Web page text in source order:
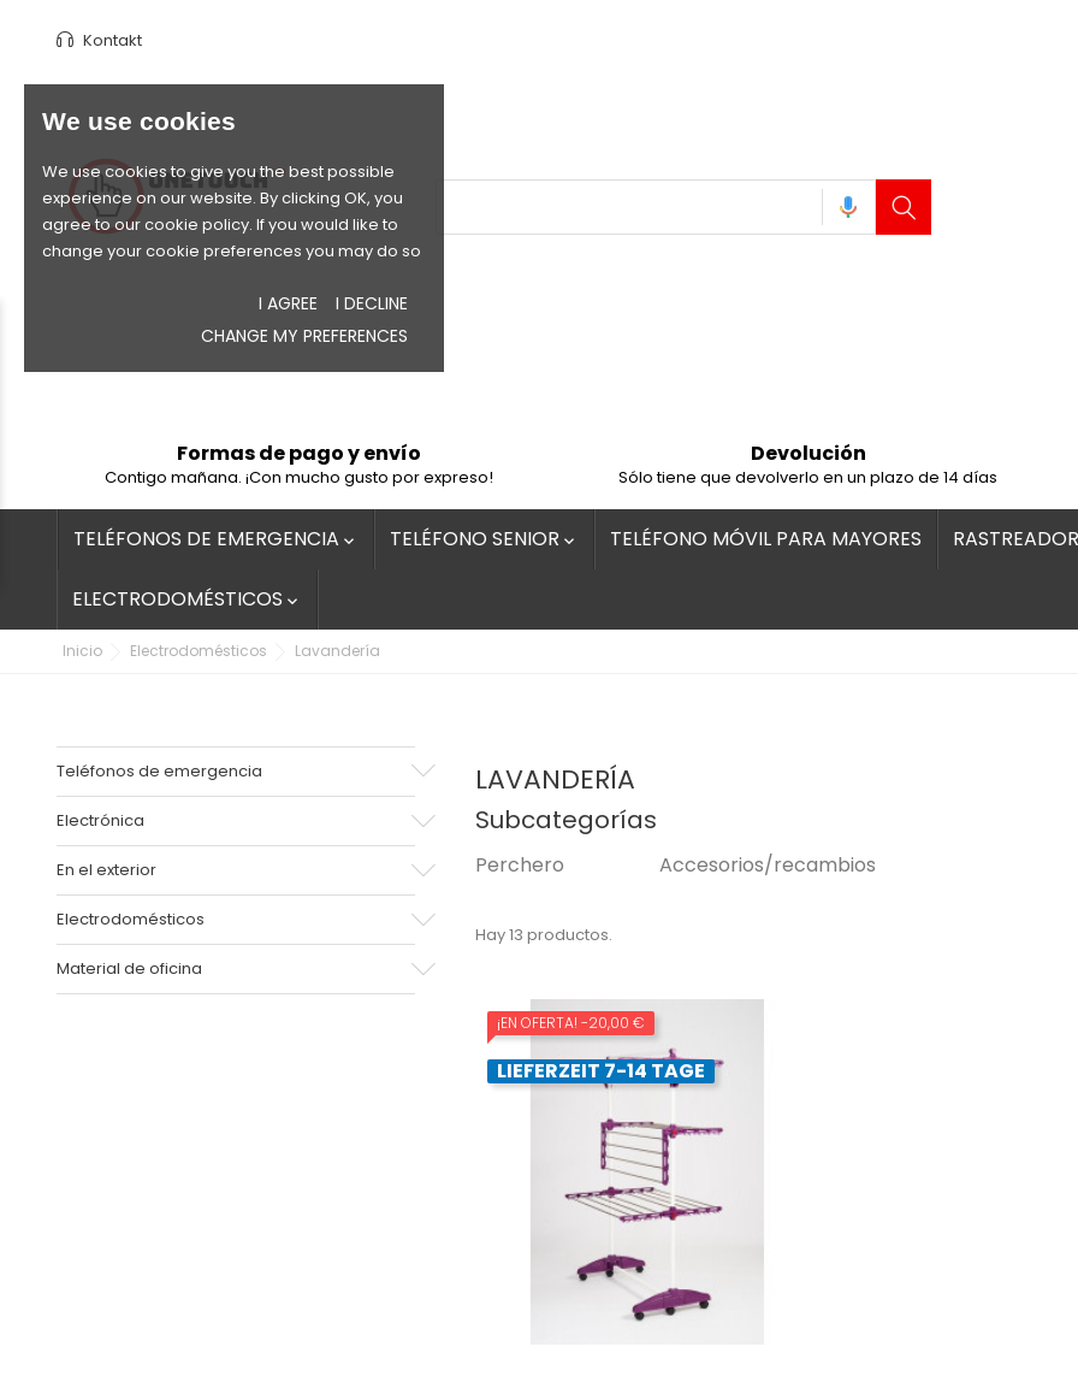
We use cookies
We use cookies to give you the best possible
experience on our website. By clicking OK, you
agree to our cookie policy. If you would like to
change your cookie preferences you may do so
I AGREE
I DECLINE
CHANGE MY PREFERENCES
Kontakt
Formas de pago y envío
Contigo mañana. ¡Con mucho gusto por expreso!
Devolución
Sólo tiene que devolverlo en un plazo de 14 días
TELÉFONOS DE EMERGENCIA  TELÉFONO SENIOR  TELÉFONO MÓVIL PARA MAYORES
ELECTRODOMÉSTICOS 
Inicio Electrodomésticos Lavandería
Teléfonos de emergencia
Electrónica
En el exterior
Electrodomésticos
Material de oficina
LAVANDERÍA
Subcategorías
Perchero Accesorios/recambios
Hay 13 productos.
¡EN OFERTA! -20,00 €
LIEFERZEIT 7-14 TAGE